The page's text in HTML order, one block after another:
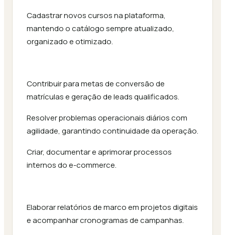
Cadastrar novos cursos na plataforma,
mantendo o catálogo sempre atualizado,
organizado e otimizado.
Contribuir para metas de conversão de
matrículas e geração de leads qualificados.
Resolver problemas operacionais diários com
agilidade, garantindo continuidade da operação.
Criar, documentar e aprimorar processos
internos do e-commerce.
Elaborar relatórios de marco em projetos digitais
e acompanhar cronogramas de campanhas.